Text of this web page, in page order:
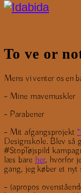
To ve or
Mens vi venter os en
– Mine mavemuskler
– Parabener
– Mit afgangsprojekt
Designskole. Blev så
#StopTøjspild
læs bare her, hvorfor
gang, jeg køber et
– (apropos